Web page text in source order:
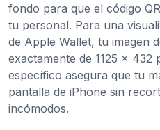
fondo para que el código
tu personal. Para una
de Apple Wallet, tu imagen
exactamente de 1125 x 432
específico asegura que tu
pantalla de iPhone sin
incómodos.